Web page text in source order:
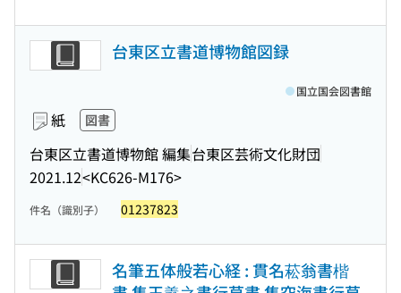
台東区立書道博物館図録
紙 図書
台東区立書道博物館 編集台東区芸術文化財団
2021.12<KC626-M176>
国立国会図書館
件名（識別子） 01237823
名筆五体般若心経 : 貫名菘翁書楷